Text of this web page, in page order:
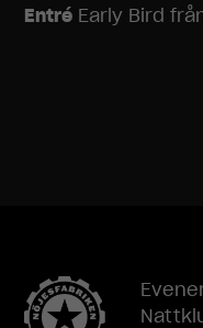
Entré Early Bird